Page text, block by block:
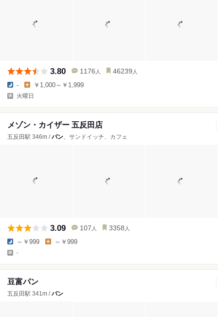
3.80 1176 人 46239 人
- ￥1,000～￥1,999
火曜日
メゾン・カイザー 五反田店
五反田駅 346m /パン、サンドイッチ、カフェ
3.09 107 人 3358 人
～￥999 ～￥999
-
豆富パン
五反田駅 341m /パン